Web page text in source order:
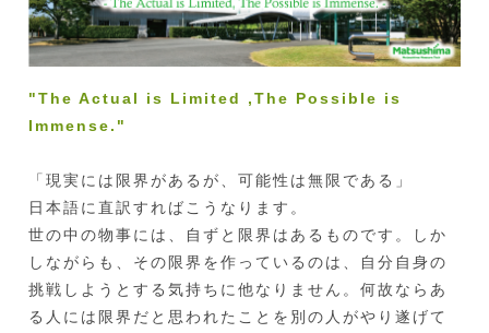
"The Actual is Limited ,The Possible is
Immense."
「現実には限界があるが、可能性は無限である」
日本語に直訳すればこうなります。
世の中の物事には、自ずと限界はあるものです。しか
しながらも、その限界を作っているのは、自分自身の
挑戦しようとする気持ちに他なりません。何故ならあ
る人には限界だと思われたことを別の人がやり遂げて